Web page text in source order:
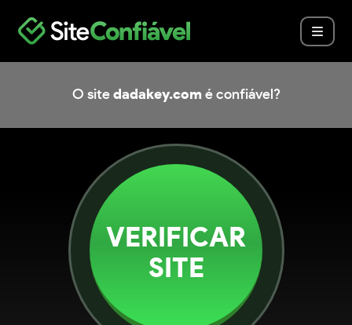
O site dadakey.com é confiável?
VERIFICAR
SITE